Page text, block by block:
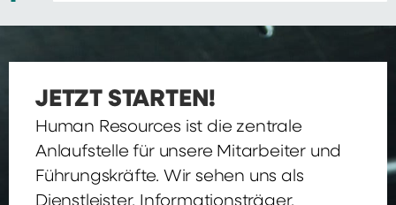
JETZT STARTEN!
Human Resources ist die zentrale
Anlaufstelle für unsere Mitarbeiter und
Führungskräfte. Wir sehen uns als